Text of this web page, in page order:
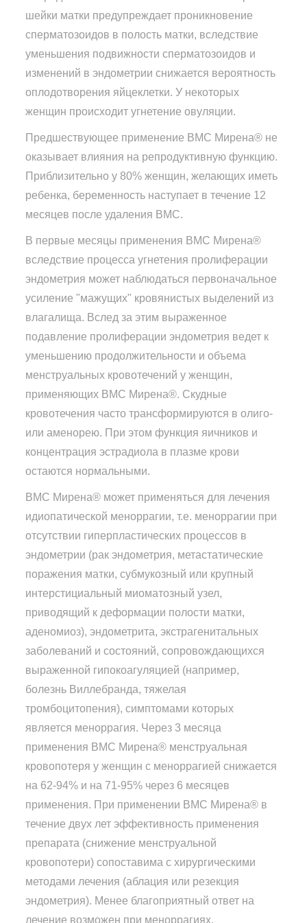
шейки матки предупреждает проникновение
сперматозоидов в полость матки, вследствие
уменьшения подвижности сперматозоидов и
изменений в эндометрии снижается вероятность
оплодотворения яйцеклетки. У некоторых
женщин происходит угнетение овуляции.
Предшествующее применение ВМС Мирена® не
оказывает влияния на репродуктивную функцию.
Приблизительно у 80% женщин, желающих иметь
ребенка, беременность наступает в течение 12
месяцев после удаления ВМС.
В первые месяцы применения ВМС Мирена®
вследствие процесса угнетения пролиферации
эндометрия может наблюдаться первоначальное
усиление "мажущих" кровянистых выделений из
влагалища. Вслед за этим выраженное
подавление пролиферации эндометрия ведет к
уменьшению продолжительности и объема
менструальных кровотечений у женщин,
применяющих ВМС Мирена®. Скудные
кровотечения часто трансформируются в олиго-
или аменорею. При этом функция яичников и
концентрация эстрадиола в плазме крови
остаются нормальными.
ВМС Мирена® может применяться для лечения
идиопатической меноррагии, т.е. меноррагии при
отсутствии гиперпластических процессов в
эндометрии (рак эндометрия, метастатические
поражения матки, субмукозный или крупный
интерстициальный миоматозный узел,
приводящий к деформации полости матки,
аденомиоз), эндометрита, экстрагенитальных
заболеваний и состояний, сопровождающихся
выраженной гипокоагуляцией (например,
болезнь Виллебранда, тяжелая
тромбоцитопения), симптомами которых
является меноррагия. Через 3 месяца
применения ВМС Мирена® менструальная
кровопотеря у женщин с меноррагией снижается
на 62-94% и на 71-95% через 6 месяцев
применения. При применении ВМС Мирена® в
течение двух лет эффективность применения
препарата (снижение менструальной
кровопотери) сопоставима с хирургическими
методами лечения (аблация или резекция
эндометрия). Менее благоприятный ответ на
лечение возможен при меноррагиях,